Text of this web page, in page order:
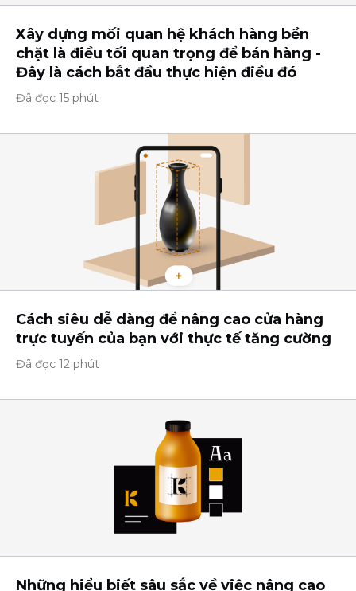
Xây dựng mối quan hệ khách hàng bền
chặt là điều tối quan trọng để bán hàng -
Đây là cách bắt đầu thực hiện điều đó
Đã đọc 15 phút
Cách siêu dễ dàng để nâng cao cửa hàng
trực tuyến của bạn với thực tế tăng cường
Đã đọc 12 phút
Những hiểu biết sâu sắc về việc nâng cao